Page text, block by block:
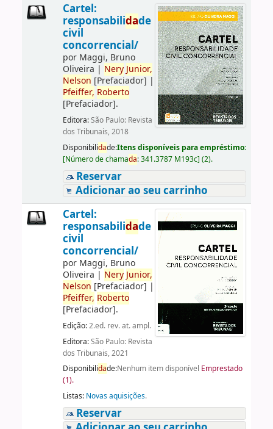
Cartel:
responsabilidade
civil
concorrencial/
por Maggi, Bruno
Oliveira | Nery Junior,
Nelson [Prefaciador] |
Pfeiffer, Roberto
[Prefaciador].
Editora:São Paulo: Revista
dos Tribunais, 2018
Disponibilidade:Itens disponíveis para empréstimo:
[Número de chamada:341.3787 M193c] (2).
Reservar
Adicionar ao seu carrinho
Cartel:
responsabilidade
civil
concorrencial/
por Maggi, Bruno
Oliveira | Nery Junior,
Nelson [Prefaciador] |
Pfeiffer, Roberto
[Prefaciador].
Edição:2.ed. rev. at. ampl.
Editora:São Paulo: Revista
dos Tribunais, 2021
Disponibilidade:Nenhum item disponível Emprestado
(1).
Listas: Novas aquisições.
Reservar